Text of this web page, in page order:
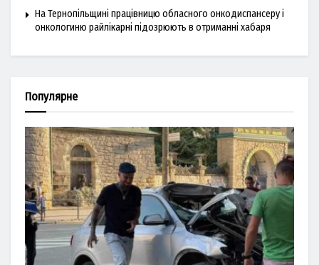
На Тернопільщині працівницю обласного онкодиспансеру і
онкологиню райлікарні підозрюють в отриманні хабаря
Популярне